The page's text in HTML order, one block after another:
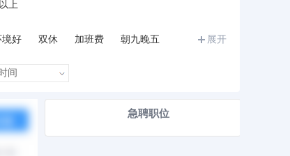
上
境好 双休 加班费
朝九晚五
展开
月薪 急聘职位